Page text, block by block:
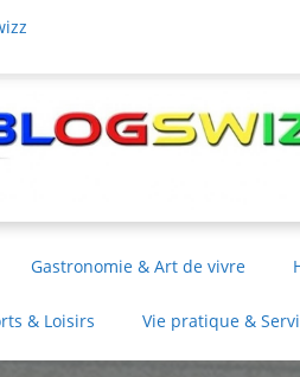
Gastronomie & Art de vivre
& Loisirs Vie pratique &